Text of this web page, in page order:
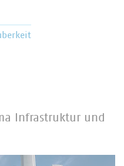
Infrastruktur und